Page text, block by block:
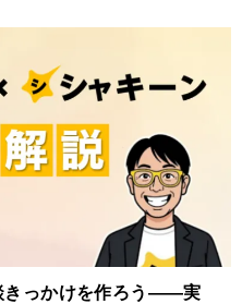
きっかけを作ろう——実